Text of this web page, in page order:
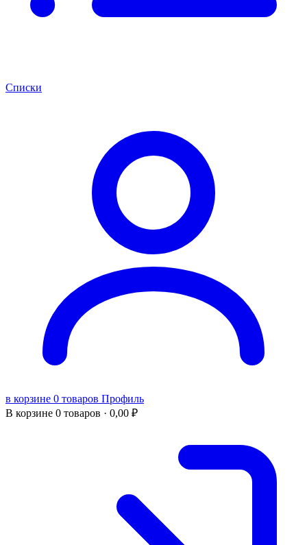
Списки
в корзине 0 товаров Профиль
В корзине 0 товаров · 0,00 ₽